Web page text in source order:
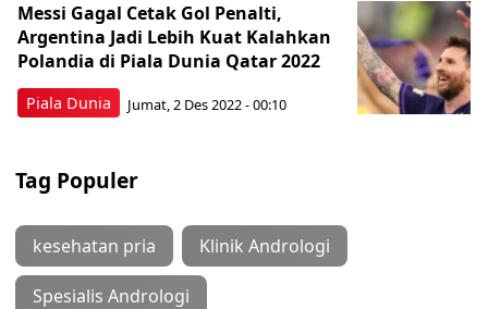
Piala Dunia
Messi Gagal Cetak Gol Penalti,
Argentina Jadi Lebih Kuat Kalahkan
Polandia di Piala Dunia Qatar 2022
Jumat, 2 Des 2022 - 00:10
Tag Populer
kesehatan pria Klinik Andrologi
Spesialis Andrologi